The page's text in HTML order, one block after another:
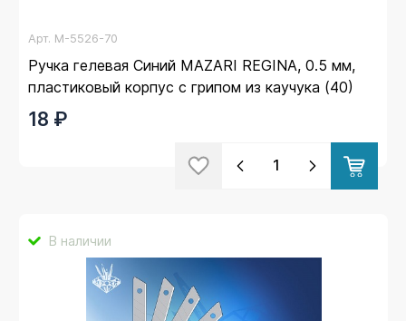
Арт. M-5526-70
Ручка гелевая Синий MAZARI REGINA, 0.5 мм,
пластиковый корпус с грипом из каучука (40)
18 ₽
В наличии